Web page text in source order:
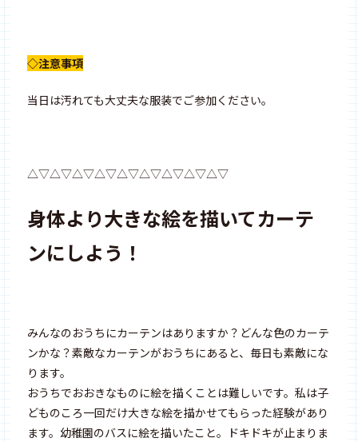
◇注意事項
当日は汚れても大丈夫な服装でご参加ください。
△▽△▽△▽△▽△▽△▽△▽△▽△▽
身体より大きな絵を描いてカーテ
ンにしよう！
みんなのおうちにカーテンはありますか？どんな色のカーテ
ンかな？素敵なカーテンがおうちにあると、毎日も素敵にな
ります。
おうちでおおきなものに絵を描くことは難しいです。私は子
どものころ一回だけ大きな絵を描かせてもらった経験があり
ます。幼稚園のバスに絵を描いたこと。ドキドキが止まりま